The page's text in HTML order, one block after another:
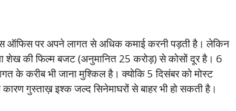
ऑफिस पर अपने लागत से अधिक कमाई करनी पड़ती है। लेकिन
शेख की फिल्म बजट (अनुमानित 25 करोड़) से कोसों दूर है। 6
के करीब भी जाना मुश्किल है। क्योकि 5 दिसंबर को मोस्ट
गुस्ताख़ इश्क जल्द सिनेमाघरों से बाहर भी हो सकती है।